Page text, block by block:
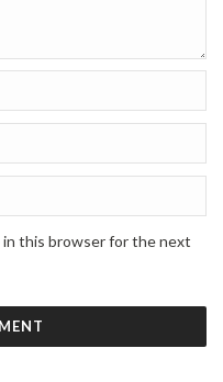
in this browser for the next